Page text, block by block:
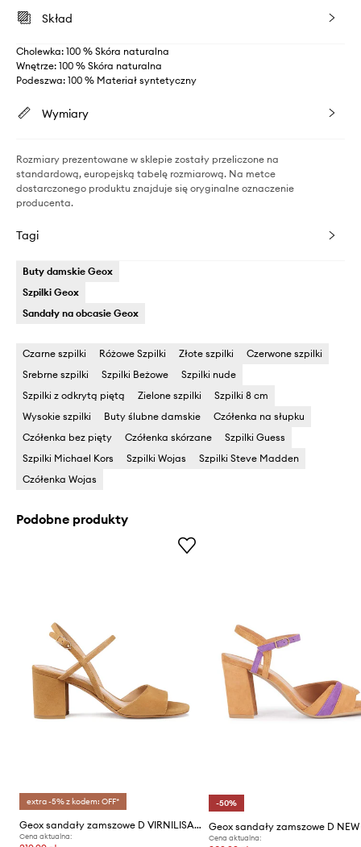
Skład
Cholewka: 100 % Skóra naturalna
Wnętrze: 100 % Skóra naturalna
Podeszwa: 100 % Materiał syntetyczny
Wymiary
Rozmiary prezentowane w sklepie zostały przeliczone na
standardową, europejską tabelę rozmiarową. Na metce
dostarczonego produktu znajduje się oryginalne oznaczenie
producenta.
Tagi
Buty damskie Geox
Szpilki Geox
Sandały na obcasie Geox
Czarne szpilki Różowe Szpilki Złote szpilki
Czerwone szpilki
Srebrne szpilki
Szpilki Beżowe
Szpilki nude
Szpilki z odkrytą piętą
Zielone szpilki
Szpilki 8 cm
Wysokie szpilki
Buty ślubne damskie
Czółenka na słupku
Czółenka bez pięty
Czółenka skórzane
Szpilki Guess
Szpilki Michael Kors
Szpilki Wojas
Szpilki Steve Madden
Czółenka Wojas
Podobne produkty
extra -5% z kodem: OFF*
Geox sandały zamszowe D VIRNILISA 65 S
Cena aktualna:
-50%
Cena aktualna: